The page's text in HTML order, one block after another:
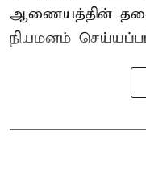
ஆணையத்தின்
நியமனம்